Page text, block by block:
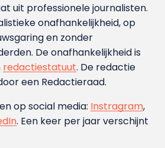
uit professionele journalisten.
onafhankelijkheid, op
en zonder
De onafhankelijkheid is
redactiestatuut. De redactie
een Redactieraad.
op social media: Instragram,
. Een keer per jaar verschijnt